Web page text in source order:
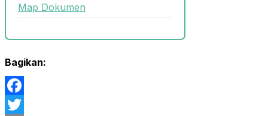
Map Dokumen
Bagikan:
Facebook